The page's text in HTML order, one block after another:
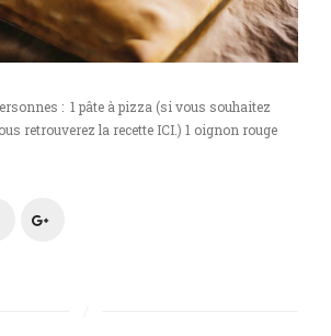
: 1 pâte à pizza (si vous souhaitez
retrouverez la recette ICI.) 1 oignon rouge